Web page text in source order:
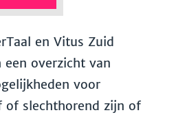
en Vitus Zuid
een overzicht van
voor
of slechthorend zijn of